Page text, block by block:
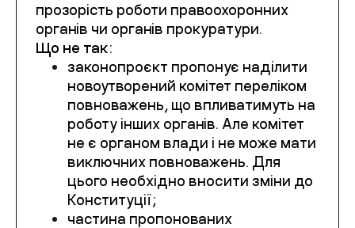
прозорість роботи правоохоронних
органів чи органів прокуратури.
Що не так:
законопроєкт пропонує наділити
новоутворений комітет переліком
повноважень, що впливатимуть на
роботу інших органів. Але комітет
не є органом влади і не може мати
виключних повноважень. Для
цього необхідно вносити зміни до
Конституції;
частина пропонованих